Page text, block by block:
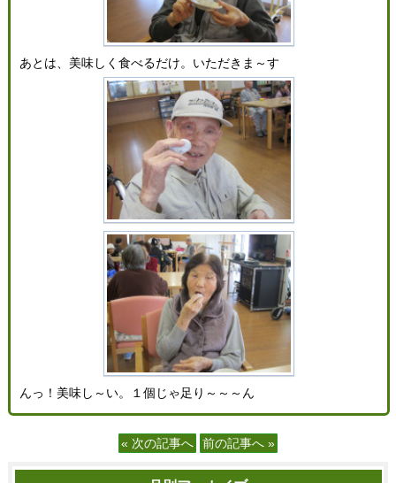
あとは、美味しく食べるだけ。いただきま～す
んっ！美味し～い。１個じゃ足り～～～ん
« 次の記事へ 前の記事へ »